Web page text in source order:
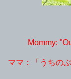
Mommy:
ママ：「うちの